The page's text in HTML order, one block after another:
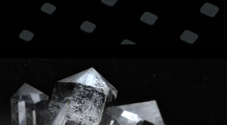
加热技术，还可以决定使用
的微
晶玻璃。 无论您如何选择您想要的设计： 在每一块
烹饪面板上您都可以感受到创新的乐趣和高质量标
准，这使我们50年来一直占据市场领导者的地位。
美观的灯光解决方案
极高的耐用性
耐刮擦，尤其是使用肖特赛兰® Miradur®